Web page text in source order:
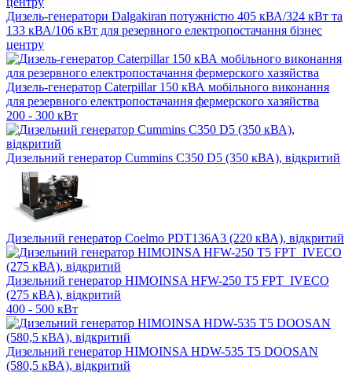
Дизель-генератори Dalgakiran потужністю 405 кВА/324 кВт та
133 кВА/106 кВт для резервного електропостачання бізнес
центру
Дизель-генератор Caterpillar 150 кВА мобільного виконання
для резервного електропостачання фермерского хазяйства
200 - 300 кВт
Дизельний генератор Cummins C350 D5 (350 кВА), відкритий
Дизельний генератор Coelmo PDT136A3 (220 кВА), відкритий
Дизельний генератор HIMOINSA HFW-250 T5 FPT_IVECO
(275 кВА), відкритий
400 - 500 кВт
Дизельний генератор HIMOINSA HDW-535 T5 DOOSAN
(580,5 кВА), відкритий